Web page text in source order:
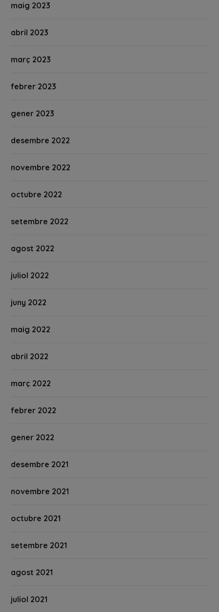
maig 2023
abril 2023
març 2023
febrer 2023
gener 2023
desembre 2022
novembre 2022
octubre 2022
setembre 2022
agost 2022
juliol 2022
juny 2022
maig 2022
abril 2022
març 2022
febrer 2022
gener 2022
desembre 2021
novembre 2021
octubre 2021
setembre 2021
agost 2021
juliol 2021